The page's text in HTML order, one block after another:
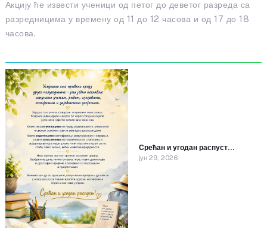
Акцију ће извести ученици од петог до деветог разреда са
разредницима у времену од 11 до 12 часова и од 17 до 18
часова.
Срећан и угодан распуст…
јун 29, 2026